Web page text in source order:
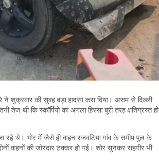
शुक्रवार की सुबह बड़ा हादसा करा दिया। असम से दिल्ली
थी कि स्कॉर्पियो का अगला हिस्सा बुरी तरह क्षतिग्रस्त हो
रहे थे। भोर में जैसे ही वाहन रजवटिया गांव के समीप पुल के
वाहनों की जोरदार टक्कर हो गई। शोर सुनकर राहगीर भी